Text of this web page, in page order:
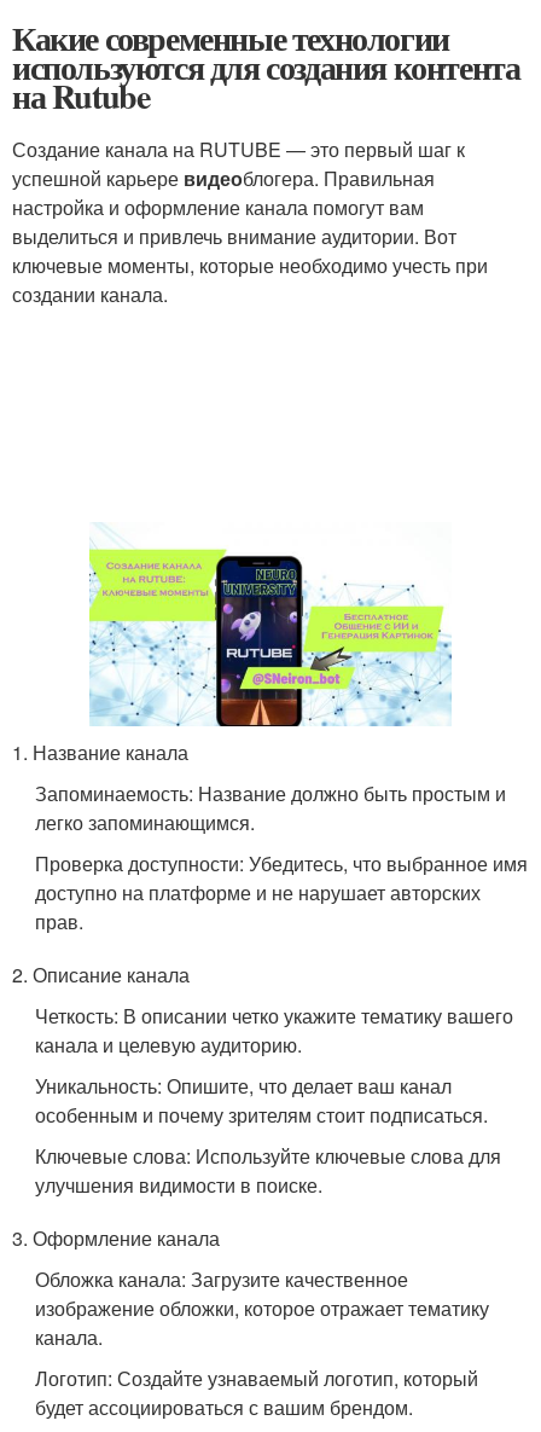
Какие современные технологии
используются для создания контента
на Rutube
Создание канала на RUTUBE — это первый шаг к
успешной карьере видеоблогера. Правильная
настройка и оформление канала помогут вам
выделиться и привлечь внимание аудитории. Вот
ключевые моменты, которые необходимо учесть при
создании канала.
1. Название канала
Запоминаемость: Название должно быть простым и
легко запоминающимся.
Проверка доступности: Убедитесь, что выбранное имя
доступно на платформе и не нарушает авторских
прав.
2. Описание канала
Четкость: В описании четко укажите тематику вашего
канала и целевую аудиторию.
Уникальность: Опишите, что делает ваш канал
особенным и почему зрителям стоит подписаться.
Ключевые слова: Используйте ключевые слова для
улучшения видимости в поиске.
3. Оформление канала
Обложка канала: Загрузите качественное
изображение обложки, которое отражает тематику
канала.
Логотип: Создайте узнаваемый логотип, который
будет ассоциироваться с вашим брендом.